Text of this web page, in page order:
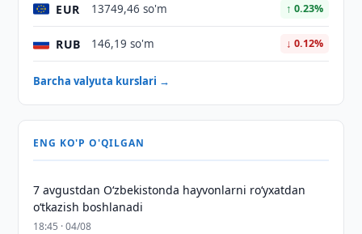
EUR 13749,46 so'm ↑ 0.23%
RUB 146,19 so'm ↓ 0.12%
Barcha valyuta kurslari →
ENG KO'P O'QILGAN
7 avgustdan O‘zbekistonda hayvonlarni ro‘yxatdan
o‘tkazish boshlanadi
18:45 · 04/08